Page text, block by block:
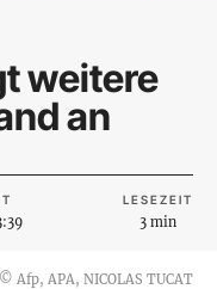
weitere
an
LESEZEIT
3 min
© Afp, APA, NICOLAS TUCAT